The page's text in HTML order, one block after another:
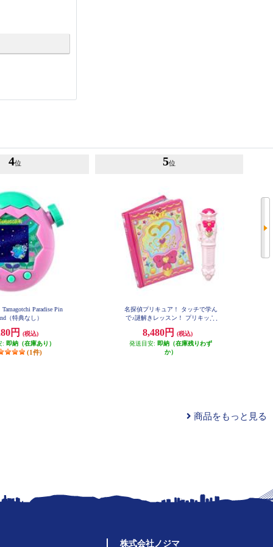
4位
Paradise Pin
（特典なし）
円
(税込)
: 即納（在庫あり）
(1件)
5位
名探偵プリキュア！ タッチで学ん
で♪謎解きレッスン！ プリキット
8,480円
(税込)
発送目安: 即納（在庫残りわず
か）
商品をもっと見る
株式会社ノジマ